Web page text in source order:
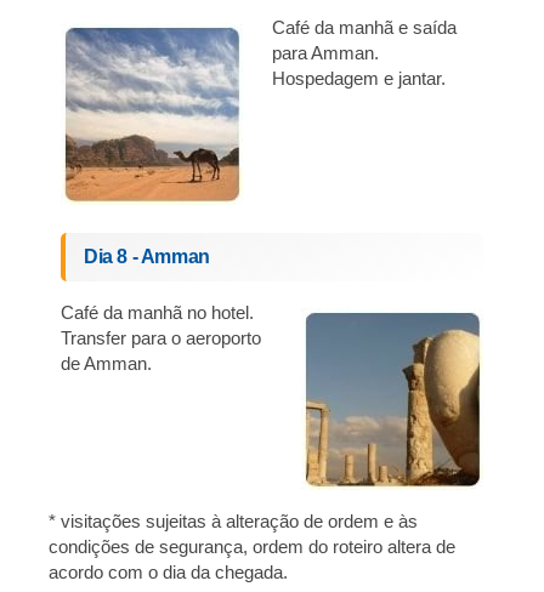
Café da manhã e saída
para Amman.
Hospedagem e jantar.
Dia 8 - Amman
Café da manhã no hotel.
Transfer para o aeroporto
de Amman.
* visitações sujeitas à alteração de ordem e às
condições de segurança, ordem do roteiro altera de
acordo com o dia da chegada.